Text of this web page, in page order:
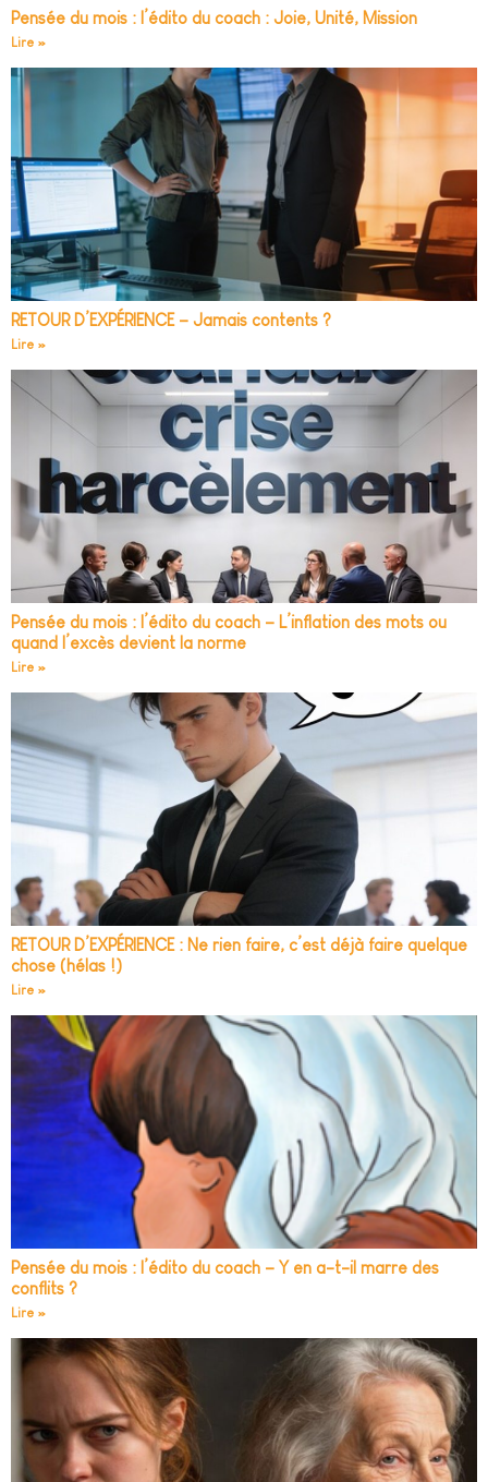
Pensée du mois : l’édito du coach : Joie, Unité, Mission
Lire »
RETOUR D’EXPÉRIENCE – Jamais contents ?
Lire »
Pensée du mois : l’édito du coach – L’inflation des mots ou
quand l’excès devient la norme
Lire »
RETOUR D’EXPÉRIENCE : Ne rien faire, c’est déjà faire quelque
chose (hélas !)
Lire »
Pensée du mois : l’édito du coach – Y en a-t-il marre des
conflits ?
Lire »